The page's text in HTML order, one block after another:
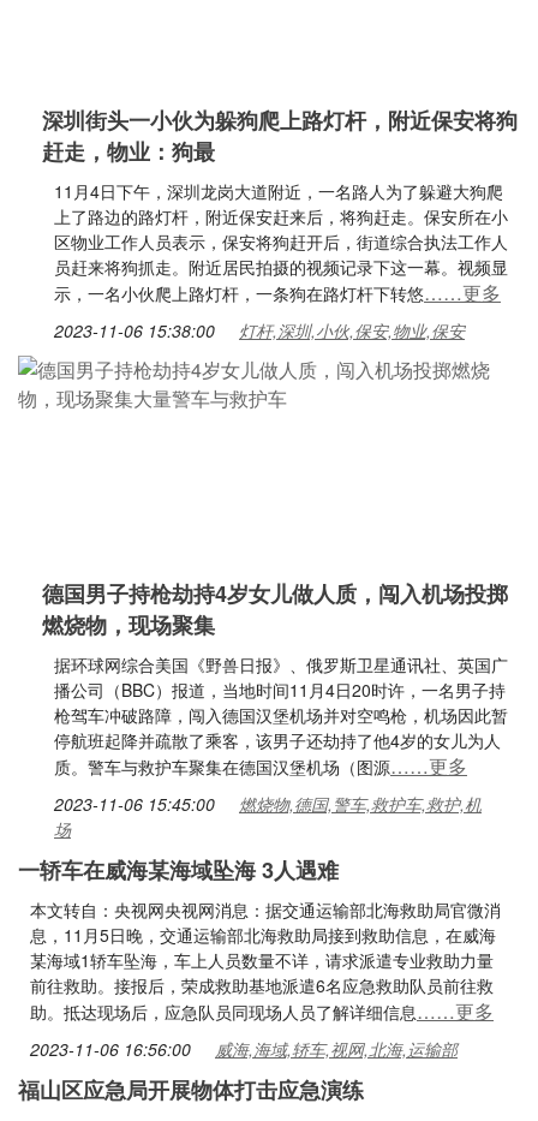
深圳街头一小伙为躲狗爬上路灯杆，附近保安将狗
赶走，物业：狗最
11月4日下午，深圳龙岗大道附近，一名路人为了躲避大狗爬
上了路边的路灯杆，附近保安赶来后，将狗赶走。保安所在小
区物业工作人员表示，保安将狗赶开后，街道综合执法工作人
员赶来将狗抓走。附近居民拍摄的视频记录下这一幕。视频显
示，一名小伙爬上路灯杆，一条狗在路灯杆下转悠……更多
2023-11-06 15:38:00 灯杆,深圳,小伙,保安,物业,保安
德国男子持枪劫持4岁女儿做人质，闯入机场投掷
燃烧物，现场聚集
据环球网综合美国《野兽日报》、俄罗斯卫星通讯社、英国广
播公司（BBC）报道，当地时间11月4日20时许，一名男子持
枪驾车冲破路障，闯入德国汉堡机场并对空鸣枪，机场因此暂
停航班起降并疏散了乘客，该男子还劫持了他4岁的女儿为人
质。警车与救护车聚集在德国汉堡机场（图源……更多
2023-11-06 15:45:00
燃烧物,德国,警车,救护车,救护,机
场
一轿车在威海某海域坠海 3人遇难
本文转自：央视网央视网消息：据交通运输部北海救助局官微消
息，11月5日晚，交通运输部北海救助局接到救助信息，在威海
某海域1轿车坠海，车上人员数量不详，请求派遣专业救助力量
前往救助。接报后，荣成救助基地派遣6名应急救助队员前往救
助。抵达现场后，应急队员同现场人员了解详细信息……更多
2023-11-06 16:56:00 威海,海域,轿车,视网,北海,运输部
福山区应急局开展物体打击应急演练